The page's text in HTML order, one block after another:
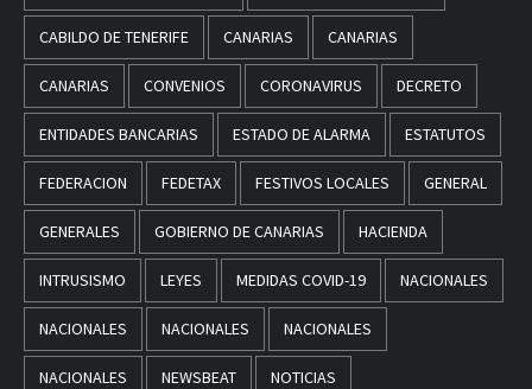
CABILDO DE TENERIFE CANARIAS CANARIAS
CANARIAS CONVENIOS CORONAVIRUS DECRETO
ENTIDADES BANCARIAS ESTADO DE ALARMA ESTATUTOS
FEDERACION FEDETAX FESTIVOS LOCALES GENERAL
GENERALES GOBIERNO DE CANARIAS HACIENDA
INTRUSISMO LEYES MEDIDAS COVID-19 NACIONALES
NACIONALES NACIONALES NACIONALES
NACIONALES NEWSBEAT NOTICIAS